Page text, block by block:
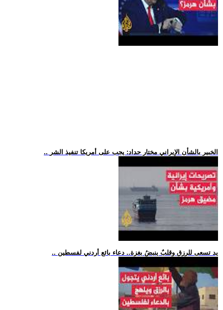
.. الخبير بالشأن الإيراني مختار حداد: يجب على أمريكا تنفيذ الشر
.. يد تسعى للرزق وقلبٌ ينبضُ بغزة.. دعاء بائع أردني لفسطين